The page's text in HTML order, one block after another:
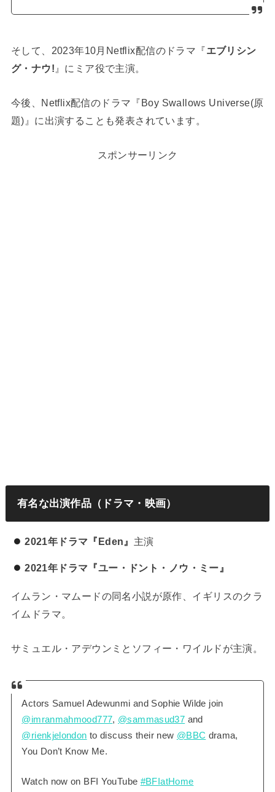
そして、2023年10月Netflix配信のドラマ『エブリシン
グ・ナウ! 』にミア役で主演。
今後、Netflix配信のドラマ『Boy Swallows Universe(原
題)』に出演することも発表されています。
スポンサーリンク
有名な出演作品（ドラマ・映画）
2021年ドラマ『Eden』 主演
2021年ドラマ『ユー・ドント・ノウ・ミー』
イムラン・マムードの同名小説が原作、イギリスのクラ
イムドラマ。
サミュエル・アデウンミとソフィー・ワイルドが主演。
Actors Samuel Adewunmi and Sophie Wilde join
@imranmahmood777, @sammasud37 and
@rienkjelondon to discuss their new @BBC drama,
You Don’t Know Me.
Watch now on BFI YouTube #BFIatHome